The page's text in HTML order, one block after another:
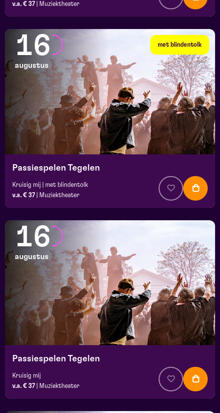
v.a. € 37
Muziektheater
met blindentolk
16
augustus
Passiespelen Tegelen
Kruisig mij | met blindentolk
v.a. € 37
Muziektheater
16
augustus
Passiespelen Tegelen
Kruisig mij
v.a. € 37
Muziektheater